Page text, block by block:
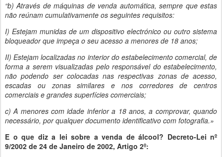
“b) Através de máquinas de venda automática, sempre que estas
não reúnam cumulativamente os seguintes requisitos:
I) Estejam munidas de um dispositivo electrónico ou outro sistema
bloqueador que impeça o seu acesso a menores de 18 anos;
II) Estejam localizadas no interior do estabelecimento comercial, de
forma a serem visualizadas pelo responsável do estabelecimento,
não podendo ser colocadas nas respectivas zonas de acesso,
escadas ou zonas similares e nos corredores de centros
comerciais e grandes superfícies comerciais;
c) A menores com idade inferior a 18 anos, a comprovar, quando
necessário, por qualquer documento identificativo com fotografia.»
E o que diz a lei sobre a venda de álcool? Decreto-Lei nº
9/2002 de 24 de Janeiro de 2002, Artigo 2º: